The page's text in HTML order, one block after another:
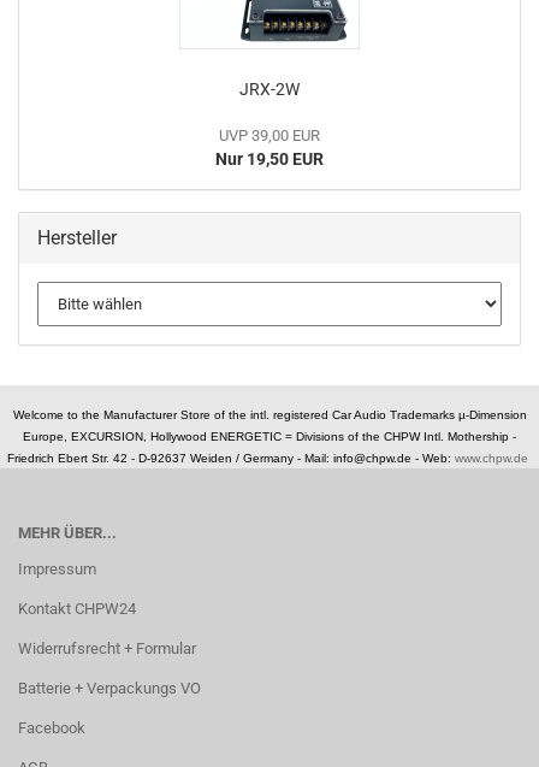
JRX-2W
UVP 39,00 EUR
Nur 19,50 EUR
Hersteller
Welcome to the Manufacturer Store of the intl. registered Car Audio Trademarks µ-Dimension
Europe, EXCURSION, Hollywood ENERGETIC = Divisions of the CHPW Intl. Mothership -
Friedrich Ebert Str. 42 - D-92637 Weiden / Germany - Mail: info@chpw.de - Web: www.chpw.de
MEHR ÜBER...
Impressum
Kontakt CHPW24
Widerrufsrecht + Formular
Batterie + Verpackungs VO
Facebook